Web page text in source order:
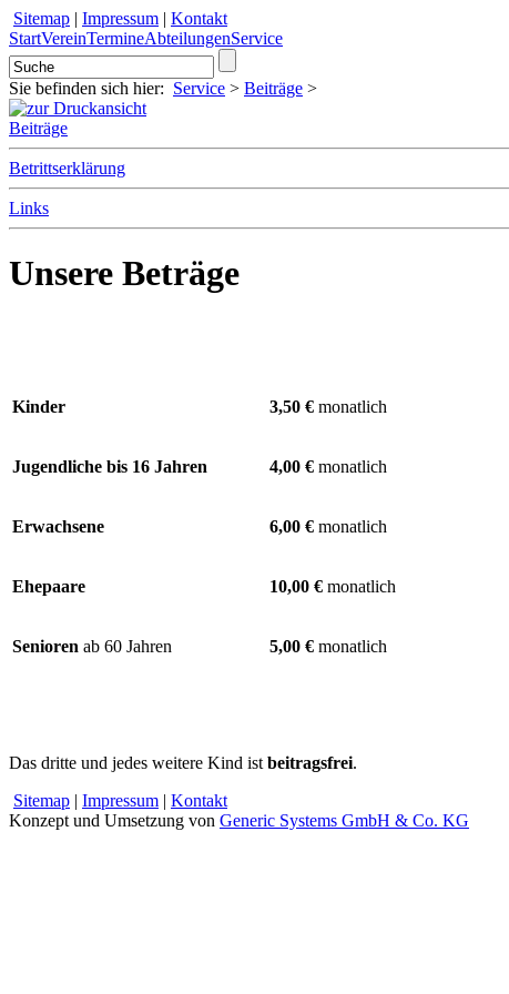
Sitemap | Impressum | Kontakt
StartVereinTermineAbteilungenService
Sie befinden sich hier: Service > Beiträge >
Beiträge
Betrittserklärung
Links
Unsere Beträge
Kinder 3,50 € monatlich
Jugendliche bis 16 Jahren 4,00 € monatlich
Erwachsene 6,00 € monatlich
Ehepaare 10,00 € monatlich
Senioren ab 60 Jahren 5,00 € monatlich
Das dritte und jedes weitere Kind ist beitragsfrei.
Sitemap | Impressum | Kontakt
Konzept und Umsetzung von Generic Systems GmbH & Co. KG